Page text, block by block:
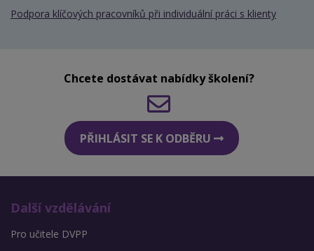
Podpora klíčových pracovníků při individuální práci s klienty
Chcete dostávat nabídky školení?
PŘIHLÁSIT SE K ODBĚRU
Další vzdělávání
Pro učitele DVPP